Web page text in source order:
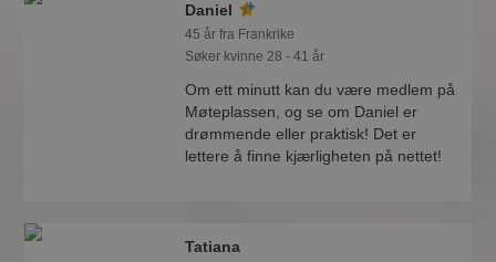
Daniel
45 år fra Frankrike
Søker kvinne 28 - 41 år
Om ett minutt kan du være medlem på
Møteplassen, og se om Daniel er
drømmende eller praktisk! Det er
lettere å finne kjærligheten på nettet!
Tatiana